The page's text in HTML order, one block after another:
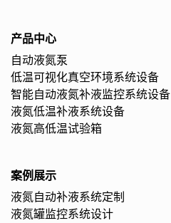
产品中心
自动液氮泵
低温可视化真空环境系统设备
智能自动液氮补液监控系统设备
液氮低温补液系统设备
液氮高低温试验箱
案例展示
液氮自动补液系统定制
液氮罐监控系统设计